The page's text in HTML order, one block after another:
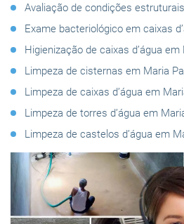
Avaliação de condições
Exame bacteriológico em caixas
Higienização de caixas d’água em
Limpeza de cisternas em Maria
Limpeza de caixas d’água em
Limpeza de torres d’água em
Limpeza de castelos d’água em